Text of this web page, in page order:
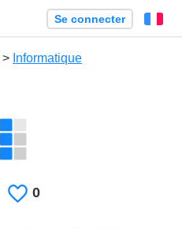
Se connecter
> Informatique
Favori J'aime
0